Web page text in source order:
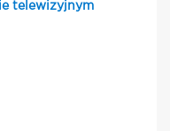
telewizyjnym